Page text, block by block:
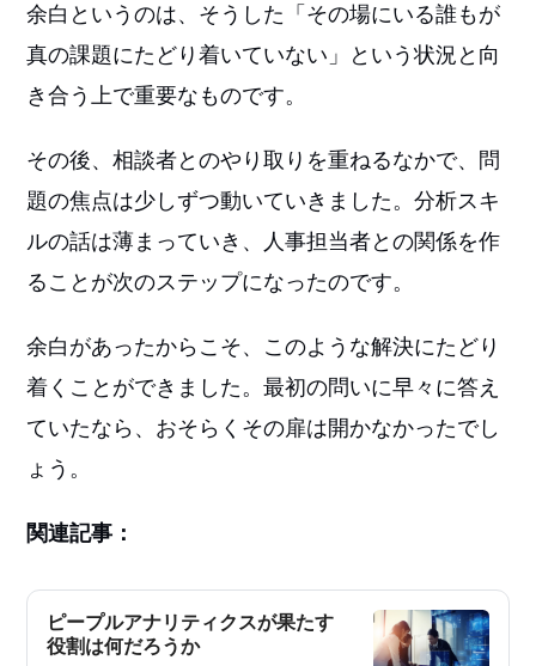
余白というのは、そうした「その場にいる誰もが
真の課題にたどり着いていない」という状況と向
き合う上で重要なものです。
その後、相談者とのやり取りを重ねるなかで、問
題の焦点は少しずつ動いていきました。分析スキ
ルの話は薄まっていき、人事担当者との関係を作
ることが次のステップになったのです。
余白があったからこそ、このような解決にたどり
着くことができました。最初の問いに早々に答え
ていたなら、おそらくその扉は開かなかったでし
ょう。
関連記事：
ピープルアナリティクスが果たす
役割は何だろうか